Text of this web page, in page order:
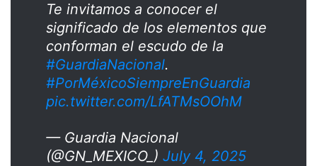
Te invitamos a conocer el
significado de los elementos que
conforman el escudo de la
#GuardiaNacional.
#PorMéxicoSiempreEnGuardia
pic.twitter.com/LfATMsOOhM
— Guardia Nacional
(@GN_MEXICO_) July 4, 2025